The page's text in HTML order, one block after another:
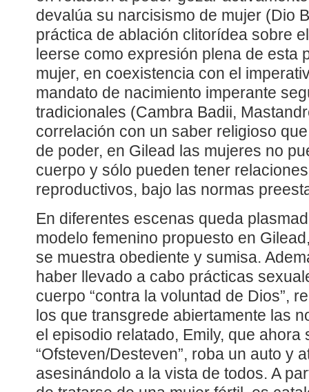
devalúa su narcisismo de mujer (Dio
práctica de ablación clitorídea sobre
leerse como expresión plena de esta
mujer, en coexistencia con el
mandato de nacimiento imperante
tradicionales (Cambra Badii,
correlación con un saber religioso
de poder, en Gilead las mujeres no
cuerpo y sólo pueden tener
reproductivos, bajo las normas
En diferentes escenas queda
modelo femenino propuesto en
se muestra obediente y sumisa.
haber llevado a cabo prácticas
cuerpo “contra la voluntad de Dios”,
los que transgrede abiertamente las
el episodio relatado, Emily, que ahora
“Ofsteven/Desteven”, roba un auto y
asesinándolo a la vista de todos. A